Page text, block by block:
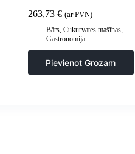
263,73 € (ar PVN)
Bārs, Cukurvates mašīnas,
Gastronomija
Pievienot Grozam